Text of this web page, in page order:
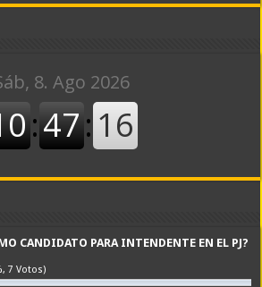
CANDIDATO PARA INTENDENTE EN EL PJ?
7 Votos)